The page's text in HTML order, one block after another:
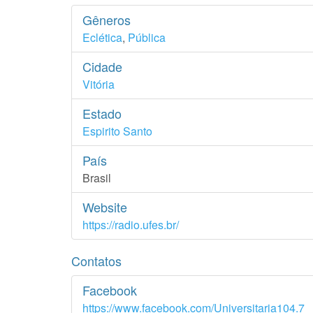
Gêneros
Eclética, Pública
Cidade
Vitória
Estado
Espirito Santo
País
Brasil
Website
https://radio.ufes.br/
Contatos
Facebook
https://www.facebook.com/Universitaria104.7